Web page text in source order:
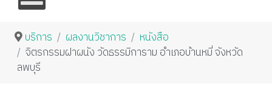
บริการ ผลงานวิชาการ
หนังสือ
จิตรกรรมฝาผนัง วัดธรรมิการาม อำเภอบ้านหมี่ จังหวัด
ลพบุรี